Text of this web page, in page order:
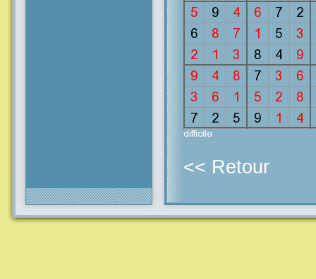
<< Retour